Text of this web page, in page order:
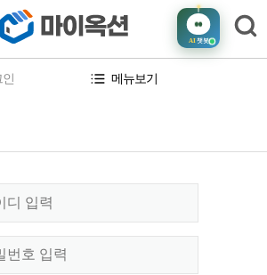
AI챗봇
인 메뉴보기